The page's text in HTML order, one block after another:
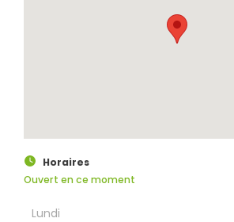
Horaires
Ouvert en ce moment
Lundi